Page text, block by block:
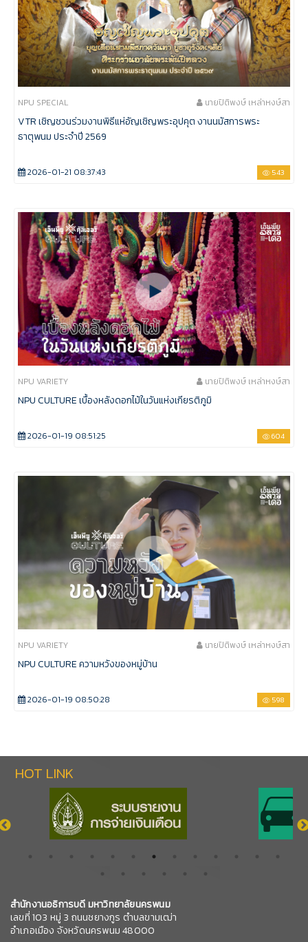
NPU SPECIAL นายปิติพงษ์ เหล่าหงษ์สา
VTR เชิญชวนร่วมงานพิธีแห่อัญเชิญพระอุปคุต งานนมัสการพระ
ธาตุพนม ประจำปี 2569
2026-01-21 08:37:43 543
NPU VARIETY นายปิติพงษ์ เหล่าหงษ์สา
NPU CULTURE เบื้องหลังดอกไม้ในวันแห่งเกียรติภูมิ
2026-01-19 08:51:25 604
NPU VARIETY นายปิติพงษ์ เหล่าหงษ์สา
NPU CULTURE ความหวังของหมู่บ้าน
2026-01-19 08:50:28 598
HOT LINK
สำนักงานอธิการบดี มหาวิทยาลัยนครพนม
เลขที่ 103 หมู่ 3 ถนนชยางกูร ตำบลขามเฒ่า
อำเภอเมือง จังหวัดนครพนม 48000